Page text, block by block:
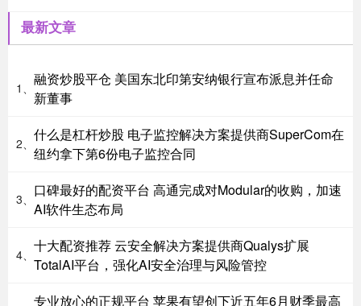
最新文章
1、
融资炒股平仓 美国东北印第安纳银行宣布派息并任命
新董事
2、
什么是杠杆炒股 电子监控解决方案提供商SuperCom在
纽约拿下第6份电子监控合同
3、
口碑最好的配资平台 高通完成对Modular的收购，加速
AI软件生态布局
4、
十大配资推荐 云安全解决方案提供商Qualys扩展
TotalAI平台，强化AI安全治理与风险管控
专业放心的正规平台 苹果有望创下近五年6月财季最高